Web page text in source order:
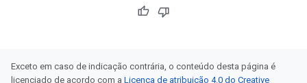
Exceto em caso de indicação contrária, o conteúdo desta página é
licenciado de acordo com a Licença de atribuição 4.0 do Creative